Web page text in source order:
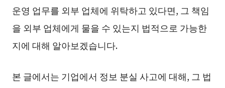
운영 업무를 외부 업체에 위탁하고 있다면, 그 책임
을 외부 업체에게 물을 수 있는지 법적으로 가능한
지에 대해 알아보겠습니다.
본 글에서는 기업에서 정보 분실 사고에 대해, 그 법